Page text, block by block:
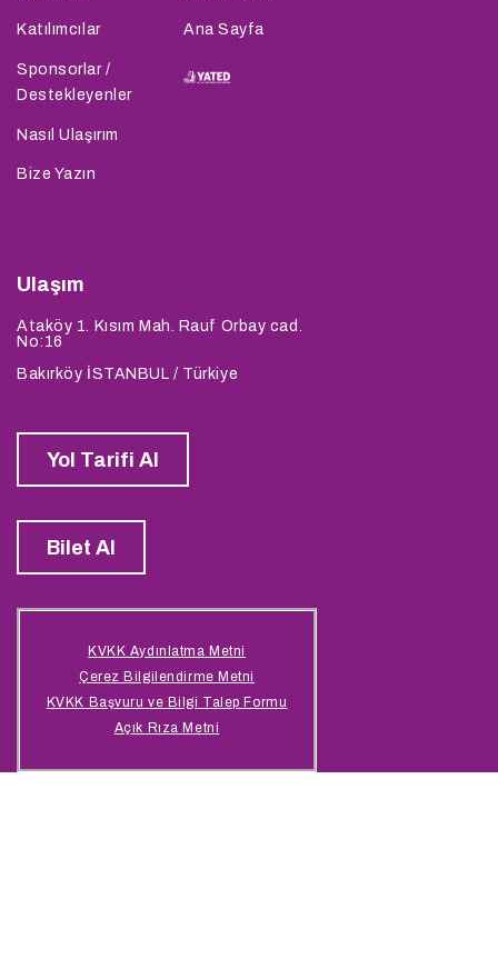
Katılımcılar
Sponsorlar /
Destekleyenler
Nasıl Ulaşırım
Bize Yazın
Ana Sayfa
Ulaşım
Ataköy 1. Kısım Mah. Rauf Orbay cad.
No:16
Bakırköy İSTANBUL / Türkiye
Yol Tarifi Al
Bilet Al
KVKK Aydınlatma Metni
Çerez Bilgilendirme Metni
KVKK Başvuru ve Bilgi Talep Formu
Açık Rıza Metni